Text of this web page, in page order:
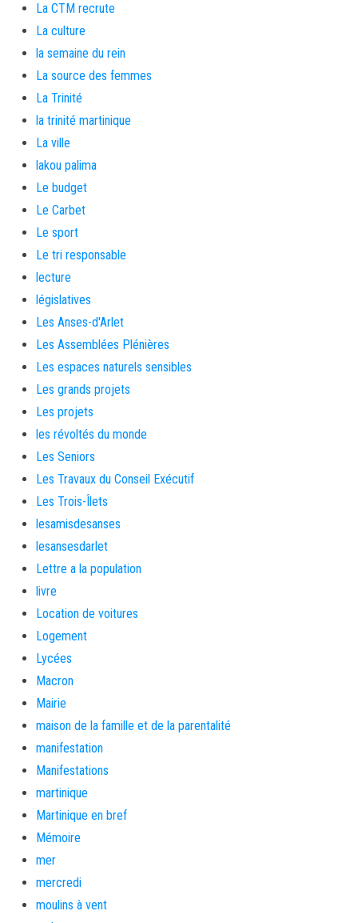
La CTM recrute
La culture
la semaine du rein
La source des femmes
La Trinité
la trinité martinique
La ville
lakou palima
Le budget
Le Carbet
Le sport
Le tri responsable
lecture
législatives
Les Anses-d'Arlet
Les Assemblées Plénières
Les espaces naturels sensibles
Les grands projets
Les projets
les révoltés du monde
Les Seniors
Les Travaux du Conseil Exécutif
Les Trois-Îlets
lesamisdesanses
lesansesdarlet
Lettre a la population
livre
Location de voitures
Logement
Lycées
Macron
Mairie
maison de la famille et de la parentalité
manifestation
Manifestations
martinique
Martinique en bref
Mémoire
mer
mercredi
moulins à vent